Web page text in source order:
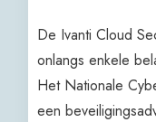
De Ivanti Cloud
onlangs enkele
Het Nationale
een